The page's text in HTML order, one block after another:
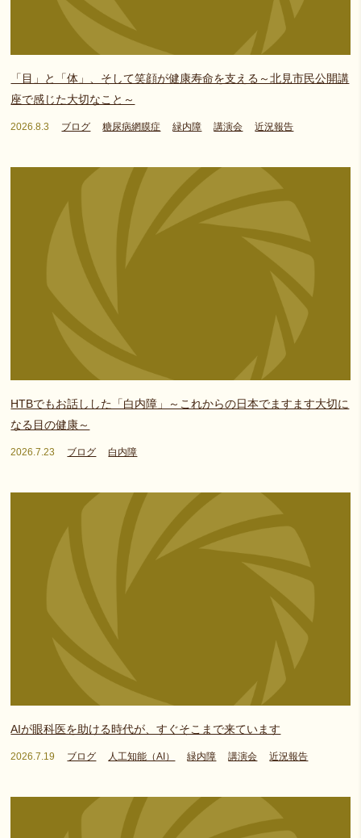
「目」と「体」、そして笑顔が健康寿命を支える～北見市民公開講
座で感じた大切なこと～
2026.8.3 ブログ 糖尿病網膜症 緑内障 講演会 近況報告
HTBでもお話しした「白内障」～これからの日本でますます大切に
なる目の健康～
2026.7.23 ブログ 白内障
AIが眼科医を助ける時代が、すぐそこまで来ています
2026.7.19 ブログ 人工知能（AI） 緑内障 講演会 近況報告